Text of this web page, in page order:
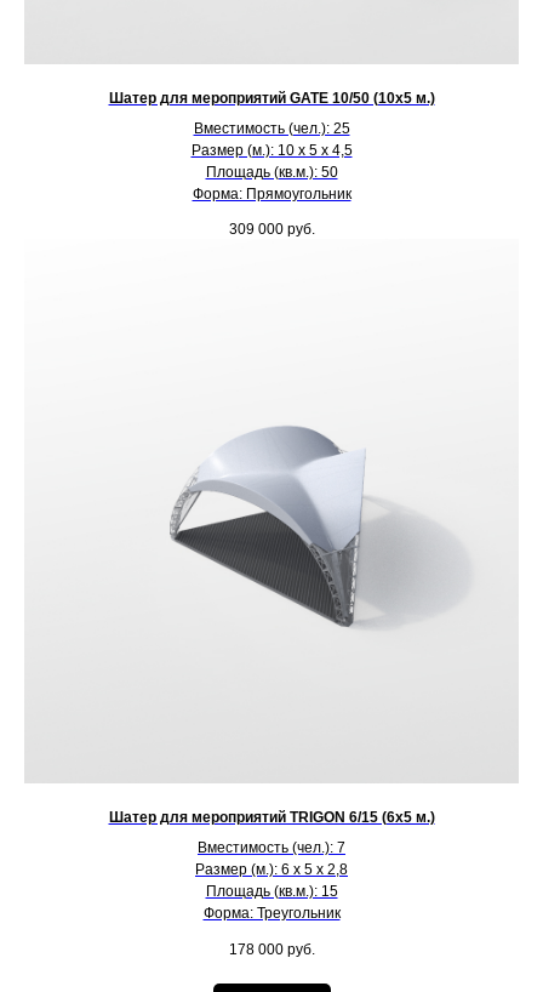
Шатер для мероприятий GATE 10/50 (10х5 м.)
Вместимость (чел.): 25
Размер (м.): 10 х 5 х 4,5
Площадь (кв.м.): 50
Форма: Прямоугольник
309 000 руб.
Шатер для мероприятий TRIGON 6/15 (6х5 м.)
Вместимость (чел.): 7
Размер (м.): 6 х 5 х 2,8
Площадь (кв.м.): 15
Форма: Треугольник
178 000 руб.